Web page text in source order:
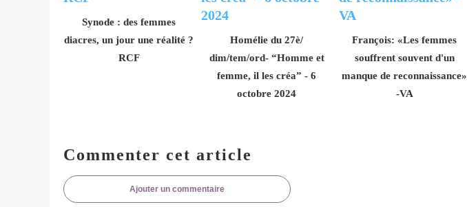
Synode : des femmes
diacres, un jour une réalité ?
RCF
Homélie du 27è/
dim/tem/ord- “Homme et
femme, il les créa” - 6
octobre 2024
François: «Les femmes
souffrent souvent d'un
manque de reconnaissance»
-VA
Commenter cet article
Ajouter un commentaire